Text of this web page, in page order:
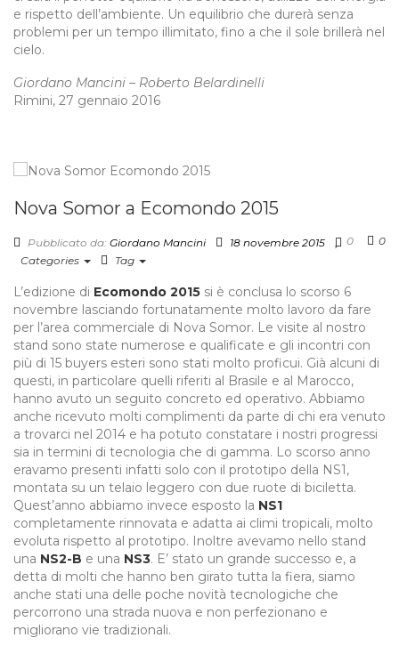
e rispetto dell’ambiente. Un equilibrio che durerà senza
problemi per un tempo illimitato, fino a che il sole brillerà nel
cielo.
Giordano Mancini – Roberto Belardinelli
Rimini, 27 gennaio 2016
Nova Somor a Ecomondo 2015
Pubblicato da: Giordano Mancini
18 novembre 2015
Categories
Tag
0
0
L’edizione di Ecomondo 2015 si è conclusa lo scorso 6
novembre lasciando fortunatamente molto lavoro da fare
per l’area commerciale di Nova Somor. Le visite al nostro
stand sono state numerose e qualificate e gli incontri con
più di 15 buyers esteri sono stati molto proficui. Già alcuni di
questi, in particolare quelli riferiti al Brasile e al Marocco,
hanno avuto un seguito concreto ed operativo. Abbiamo
anche ricevuto molti complimenti da parte di chi era venuto
a trovarci nel 2014 e ha potuto constatare i nostri progressi
sia in termini di tecnologia che di gamma. Lo scorso anno
eravamo presenti infatti solo con il prototipo della NS1,
montata su un telaio leggero con due ruote di biciletta.
Quest’anno abbiamo invece esposto la NS1
completamente rinnovata e adatta ai climi tropicali, molto
evoluta rispetto al prototipo. Inoltre avevamo nello stand
una NS2-B e una NS3. E’ stato un grande successo e, a
detta di molti che hanno ben girato tutta la fiera, siamo
anche stati una delle poche novità tecnologiche che
percorrono una strada nuova e non perfezionano e
migliorano vie tradizionali.